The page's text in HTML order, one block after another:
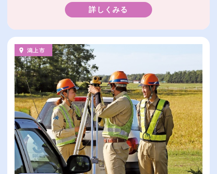
詳しくみる
潟上市